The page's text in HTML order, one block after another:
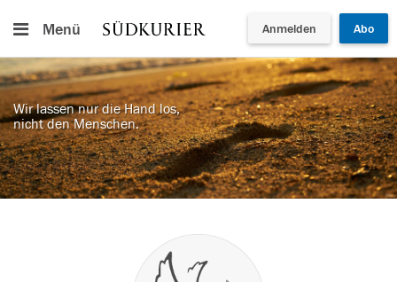
Menü Anmelden Abo
Wir lassen nur die Hand los,
nicht den Menschen.